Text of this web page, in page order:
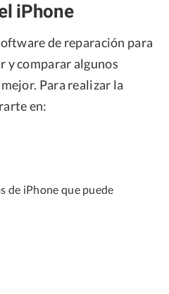
iPhone
de reparación para
y comparar algunos
Para realizar la
en:
de iPhone que puede